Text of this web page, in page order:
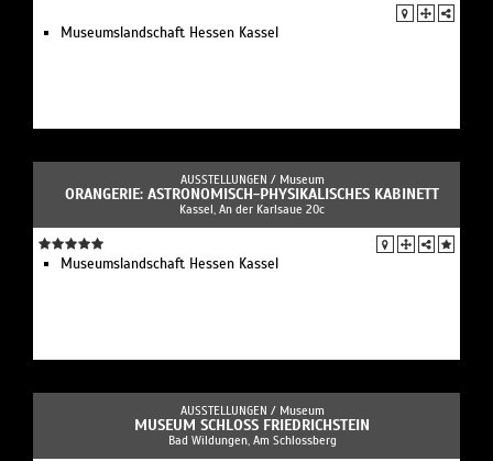
Museumslandschaft Hessen Kassel
AUSSTELLUNGEN / Museum
ORANGERIE: ASTRONOMISCH-PHYSIKALISCHES KABINETT
Kassel, An der Karlsaue 20c
Museumslandschaft Hessen Kassel
AUSSTELLUNGEN / Museum
MUSEUM SCHLOSS FRIEDRICHSTEIN
Bad Wildungen, Am Schlossberg